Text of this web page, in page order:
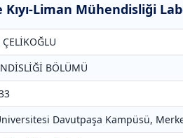
Liman Mühendisliği
BÖLÜMÜ
Davutpaşa Kampüsü,